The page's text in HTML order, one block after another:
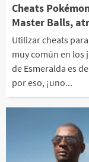
Cheats
Master Balls,
Utilizar cheats
muy común en los
de Esmeralda es
por eso, ¡uno...